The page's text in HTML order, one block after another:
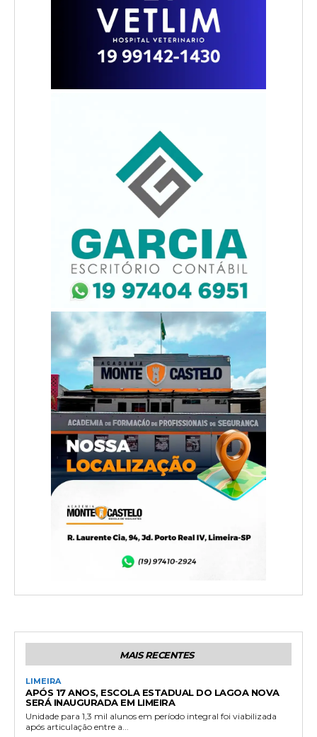
MAIS RECENTES
LIMEIRA
APÓS 17 ANOS, ESCOLA ESTADUAL DO LAGOA NOVA
SERÁ INAUGURADA EM LIMEIRA
Unidade para 1,3 mil alunos em período integral foi viabilizada
após articulação entre a...